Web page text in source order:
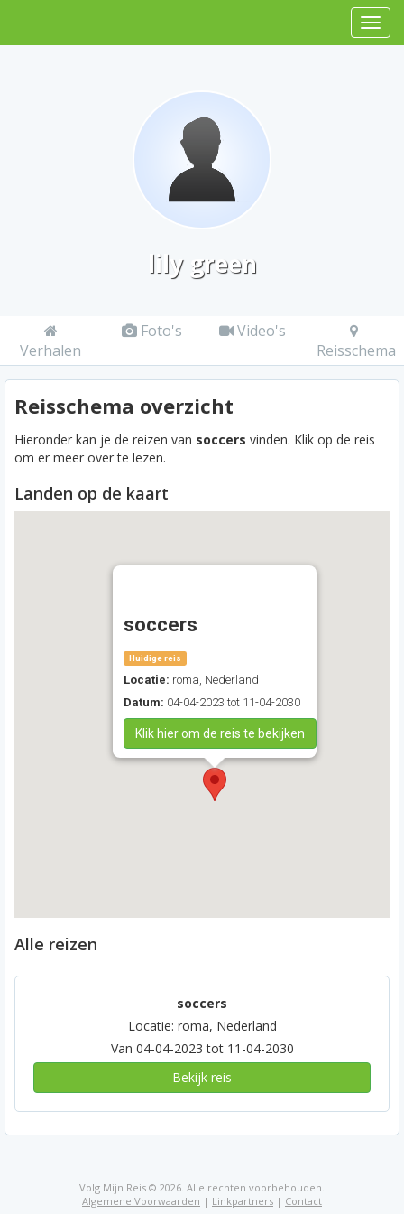
lily green
Verhalen
Foto's
Video's
Reisschema
Reisschema overzicht
Hieronder kan je de reizen van soccers vinden. Klik op de reis
om er meer over te lezen.
Landen op de kaart
soccers
Huidige reis
Locatie: roma, Nederland
Datum: 04-04-2023 tot 11-04-2030
Klik hier om de reis te bekijken
Alle reizen
soccers
Locatie: roma, Nederland
Van 04-04-2023 tot 11-04-2030
Bekijk reis
Volg Mijn Reis © 2026. Alle rechten voorbehouden.
Algemene Voorwaarden | Linkpartners | Contact